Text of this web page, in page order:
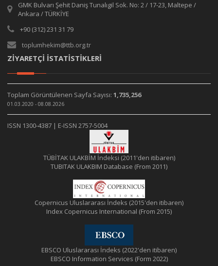
GMK Bulvarı Şehit Daniş Tunalıgil Sok. No: 2 / 17-23, Maltepe /
Ankara / TÜRKİYE
+90 (312) 231 31 79
toplumhekim@ttb.org.tr
ZİYARETÇİ İSTATİSTİKLERİ
Toplam Görüntülenen Sayfa Sayısı: 1,735,256
01.03.2020 - 08.08.2026
ISSN 1300-4387 | E-ISSN 2757-5004
TÜBİTAK ULAKBİM İndeksi (2011'den itibaren)
TUBITAK ULAKBIM Database (From 2011)
Copernicus Uluslararası İndeks (2015'den itibaren)
Index Copernicus International (From 2015)
EBSCO Uluslararası İndeks (2022'den itibaren)
EBSCO Information Services (Form 2022)